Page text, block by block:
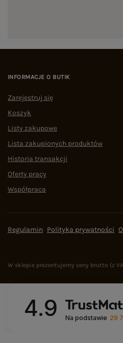
INFORMACJE O BUTIK
Zarejestruj się
Koszyk
Listy zakupowe
Lista zakupionych produktów
Historia transakcji
Oferty pracy
Współpraca
Regulamin Polityka prywatności
W sklepie prezentujemy ceny brutto (z
4.9 Na podstawie 29